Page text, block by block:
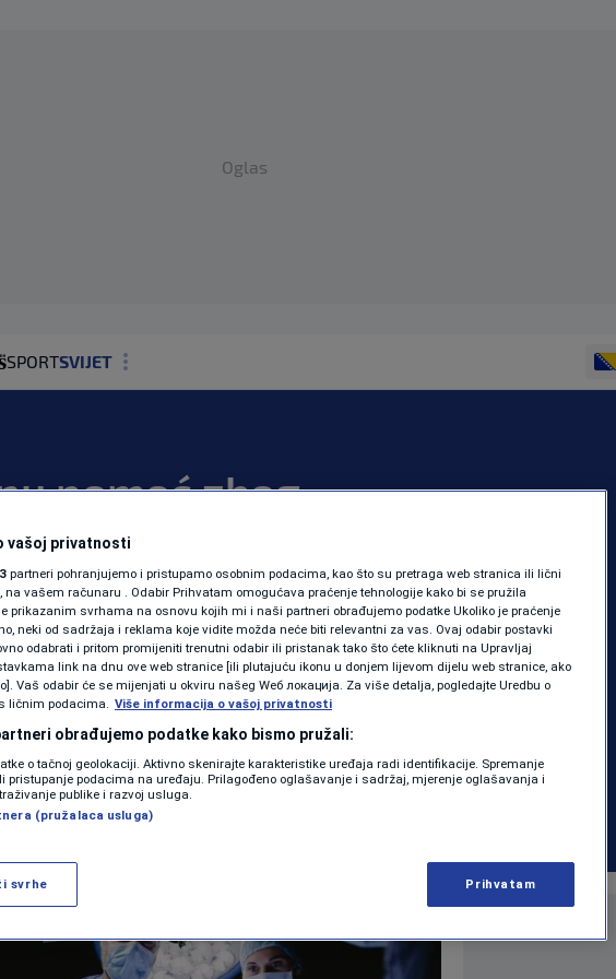
Oglas
SPORTSVIJET
SHOWBIZ
PODCAST
N1 SPECIJAL
FENOMENI
NEISTRAŽENO
VIRALNO
VIDEO
pomoć zbog
23 bolnička
oko nje
15:08 | SVIJET 0 komentara
Više
vašoj privatnosti
partneri pohranjujemo i pristupamo osobnim podacima, kao što su pretraga web stranica ili lični
na vašem računaru . Odabir Prihvatam omogućava praćenje tehnologije kako bi se pružila
prikazanim svrhama na osnovu kojih mi i naši partneri obrađujemo podatke Ukoliko je praćenje
neki od sadržaja i reklama koje vidite možda neće biti relevantni za vas. Ovaj odabir postavki
odabrati i pritom promijeniti trenutni odabir ili pristanak tako što ćete kliknuti na Upravljaj
link na dnu ove web stranice [ili plutajuću ikonu u donjem lijevom dijelu web stranice, ako
Vaš odabir će se mijenjati u okviru našeg Wеб локација. Za više detalja, pogledajte Uredbu o
ličnim podacima. Više informacija o vašoj privatnosti
obrađujemo podatke kako bismo pružali:
o tačnoj geolokaciji. Aktivno skenirajte karakteristike uređaja radi identifikacije. Spremanje
pristupanje podacima na uređaju. Prilagođeno oglašavanje i sadržaj, mjerenje oglašavanja i
publike i razvoj usluga.
(pružalaca usluga)
svrhe Prihvatam